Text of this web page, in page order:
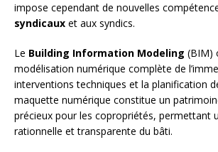
impose cependant de nouvelles
syndicaux et aux syndics.
Le Building Information Modeling (BIM)
modélisation numérique complète de
interventions techniques et la planification
maquette numérique constitue un
précieux pour les copropriétés, permettant
rationnelle et transparente du bâti.